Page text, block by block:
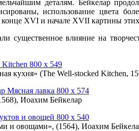
деталям. Бейкелар
использование цвета
XVI и начале XVII картины
существенное влияние на
кухня» (The Well-stocked Kitchen,
Иоахим Бейкелар
и овощами», (1564), Иоахим